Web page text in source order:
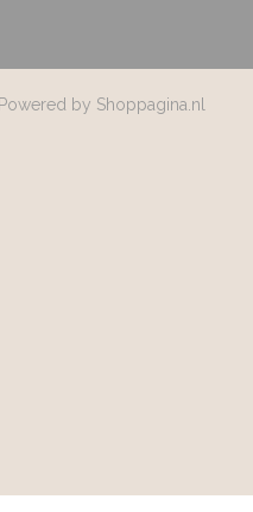
by Shoppagina.nl